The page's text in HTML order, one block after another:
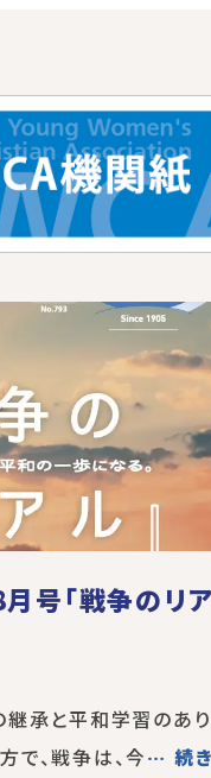
号「戦争のリア
継承と平和学習のあ
で、戦争は、今… 続